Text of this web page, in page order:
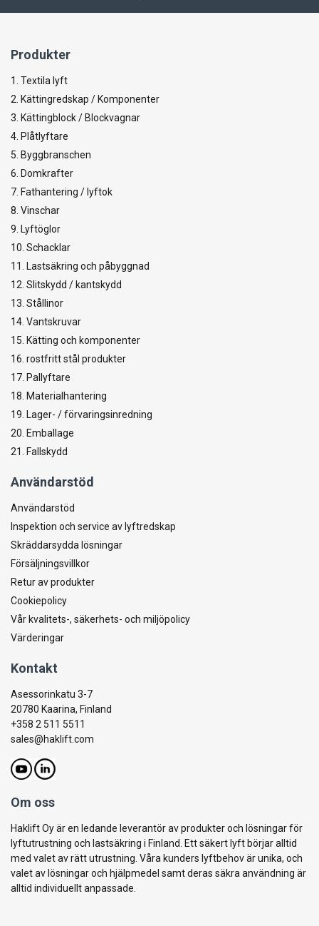
Produkter
1. Textila lyft
2. Kättingredskap / Komponenter
3. Kättingblock / Blockvagnar
4. Plåtlyftare
5. Byggbranschen
6. Domkrafter
7. Fathantering / lyftok
8. Vinschar
9. Lyftöglor
10. Schacklar
11. Lastsäkring och påbyggnad
12. Slitskydd / kantskydd
13. Stållinor
14. Vantskruvar
15. Kätting och komponenter
16. rostfritt stål produkter
17. Pallyftare
18. Materialhantering
19. Lager- / förvaringsinredning
20. Emballage
21. Fallskydd
Användarstöd
Användarstöd
Inspektion och service av lyftredskap
Skräddarsydda lösningar
Försäljningsvillkor
Retur av produkter
Cookiepolicy
Vår kvalitets-, säkerhets- och miljöpolicy
Värderingar
Kontakt
Asessorinkatu 3-7
20780 Kaarina, Finland
+358 2 511 5511
sales@haklift.com
Om oss
Haklift Oy är en ledande leverantör av produkter och lösningar för
lyftutrustning och lastsäkring i Finland. Ett säkert lyft börjar alltid
med valet av rätt utrustning. Våra kunders lyftbehov är unika, och
valet av lösningar och hjälpmedel samt deras säkra användning är
alltid individuellt anpassade.